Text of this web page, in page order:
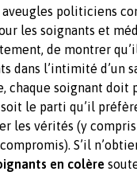
politiciens
les soignants et
de montrer
dans l’intimité d’un
chaque soignant doit
le parti qu’il
les vérités (y
S’il
en colère